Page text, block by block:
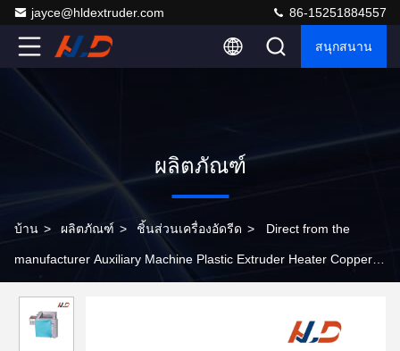
jayce@hldextruder.com 86-15251884557
สนุกสนาน
ผลิตภัณฑ์
บ้าน > ผลิตภัณฑ์ > ชิ้นส่วนเครื่องอัดรีด > Direct from the
manufacturer Auxiliary Machine Plastic Extruder Heater Copper